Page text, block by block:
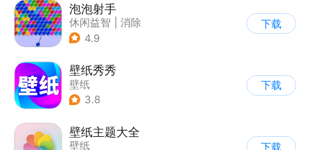
泡泡射手
休闲益智
消除
| 泡泡龙
4.9
下载
壁纸秀秀
壁纸
3.8
下载
壁纸主题大全
壁纸
下载